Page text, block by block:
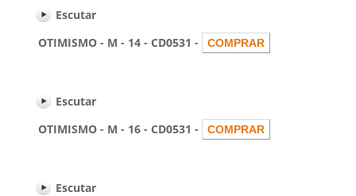
Escutar
OTIMISMO - M - 14 - CD0531 -
Escutar
OTIMISMO - M - 16 - CD0531 -
Escutar